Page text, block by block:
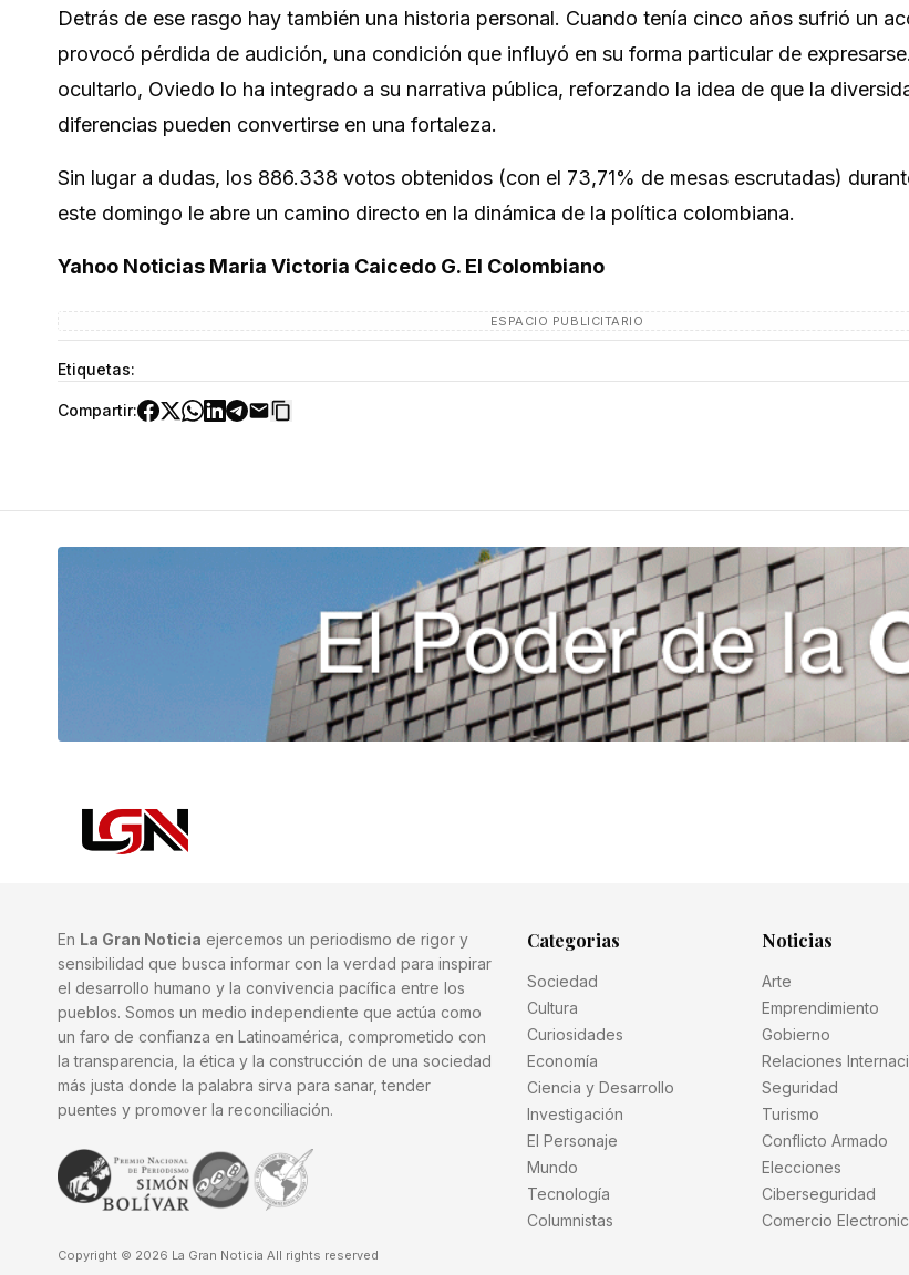
Detrás de ese rasgo hay también una historia personal. Cuando tenía cinco años sufrió un
provocó pérdida de audición, una condición que influyó en su forma particular de
ocultarlo, Oviedo lo ha integrado a su narrativa pública, reforzando la idea de que la
diferencias pueden convertirse en una fortaleza.
Sin lugar a dudas, los 886.338 votos obtenidos (con el 73,71% de mesas escrutadas)
este domingo le abre un camino directo en la dinámica de la política colombiana.
Yahoo Noticias Maria Victoria Caicedo G. El Colombiano
ESPACIO PUBLICITARIO
Etiquetas:
Compartir:
En La Gran Noticia ejercemos un periodismo de rigor y
sensibilidad que busca informar con la verdad para inspirar
el desarrollo humano y la convivencia pacífica entre los
pueblos. Somos un medio independiente que actúa como
un faro de confianza en Latinoamérica, comprometido con
la transparencia, la ética y la construcción de una sociedad
más justa donde la palabra sirva para sanar, tender
puentes y promover la reconciliación.
Copyright © 2026 La Gran Noticia All rights reserved
Categorias
Sociedad
Cultura
Curiosidades
Economía
Ciencia y Desarrollo
Investigación
El Personaje
Mundo
Tecnología
Columnistas
Noticias
Arte
Emprendimiento
Gobierno
Relaciones
Seguridad
Turismo
Conflicto Armado
Elecciones
Ciberseguridad
Comercio